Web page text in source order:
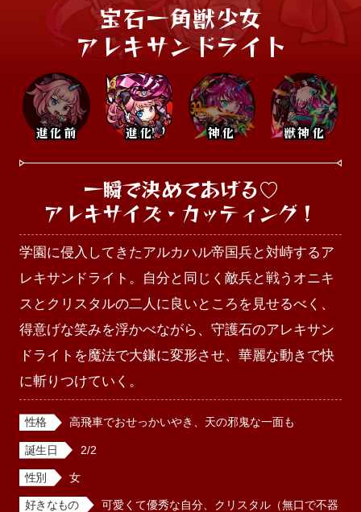
宝石一角獣少女
アレキサンドライト
進化前 進化 神化 獣神化
一瞬で決めてあげる♡
アレキサイズ・カッティング！
学園に侵入してきたアルカハル帝国兵と対峙するア
レキサンドライト。自分と同じく敵兵と戦うオニキ
スとクリスタルの二人に良いところを見せるべく、
得意げな笑みを浮かべながら、守護石のアレキサン
ドライトを魔法で大鎌に変形させ、華麗な動きで快
に斬りつけていく。
性格 高飛車でおせっかいやき、天の邪鬼な一面も
誕生日 2/2
性別 女
好きなもの
可愛くて優秀な自分、クリスタル（無口で不器